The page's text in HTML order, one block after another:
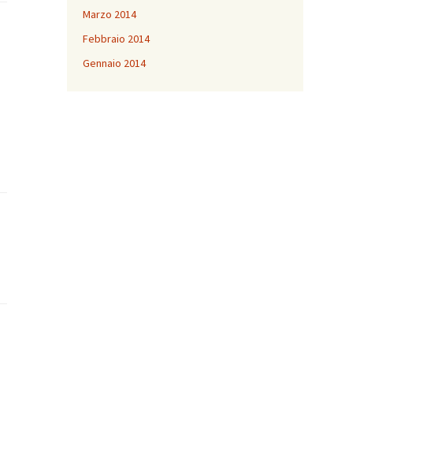
Marzo 2014
Febbraio 2014
Gennaio 2014